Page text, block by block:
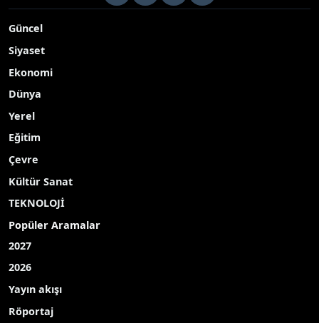
Güncel
Siyaset
Ekonomi
Dünya
Yerel
Eğitim
Çevre
Kültür Sanat
TEKNOLOJİ
Popüler Aramalar
2027
2026
Yayın akışı
Röportaj